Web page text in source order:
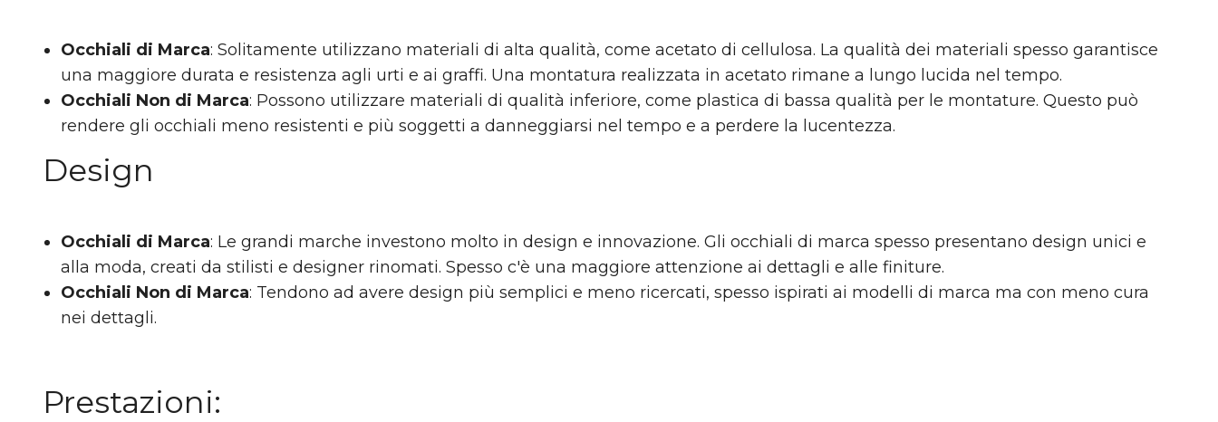
Occhiali di Marca: Solitamente utilizzano materiali di alta qualità, come acetato di cellulosa. La qualità dei materiali spesso garantisce
una maggiore durata e resistenza agli urti e ai graffi. Una montatura realizzata in acetato rimane a lungo lucida nel tempo.
Occhiali Non di Marca: Possono utilizzare materiali di qualità inferiore, come plastica di bassa qualità per le montature. Questo può
rendere gli occhiali meno resistenti e più soggetti a danneggiarsi nel tempo e a perdere la lucentezza.
Design
Occhiali di Marca: Le grandi marche investono molto in design e innovazione. Gli occhiali di marca spesso presentano design unici e
alla moda, creati da stilisti e designer rinomati. Spesso c'è una maggiore attenzione ai dettagli e alle finiture.
Occhiali Non di Marca: Tendono ad avere design più semplici e meno ricercati, spesso ispirati ai modelli di marca ma con meno cura
nei dettagli.
Prestazioni: